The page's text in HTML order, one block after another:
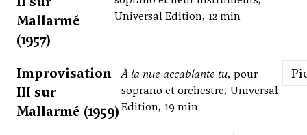
Mallarmé
(1957)
Universal Edition, 12 min
Improvisation
III sur
Mallarmé (1959)
À la nue accablante tu, pour
soprano et orchestre, Universal
Edition, 19 min